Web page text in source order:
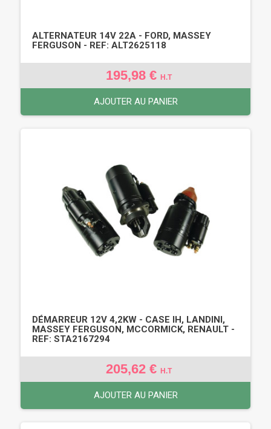
ALTERNATEUR 14V 22A - FORD, MASSEY
FERGUSON - REF: ALT2625118
195,98 € H.T
AJOUTER AU PANIER
DÉMARREUR 12V 4,2KW - CASE IH, LANDINI,
MASSEY FERGUSON, MCCORMICK, RENAULT -
REF: STA2167294
205,62 € H.T
AJOUTER AU PANIER